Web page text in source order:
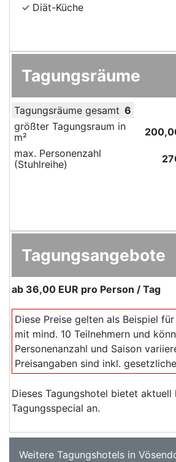
Diät-Küche
Tagungsräume
Tagungsräume gesamt 6
größter Tagungsraum in
m²
max. Personenzahl
(Stuhlreihe)
Tagungsangebote
ab 36,00 EUR pro Person / Tag
Diese Preise gelten als Beispiel
mit mind. 10 Teilnehmern und
Personenanzahl und Saison
Preisangaben sind inkl.
Dieses Tagungshotel bietet aktuell
Tagungsspecial an.
Weitere Tagungshotels in